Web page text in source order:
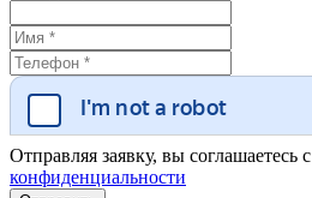
Отправляя заявку, вы соглашаетесь с
конфиденциальности